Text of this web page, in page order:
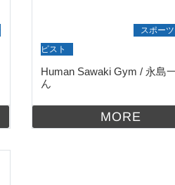
スポー
ピスト
Human Sawaki Gym / 永島
ん
MORE